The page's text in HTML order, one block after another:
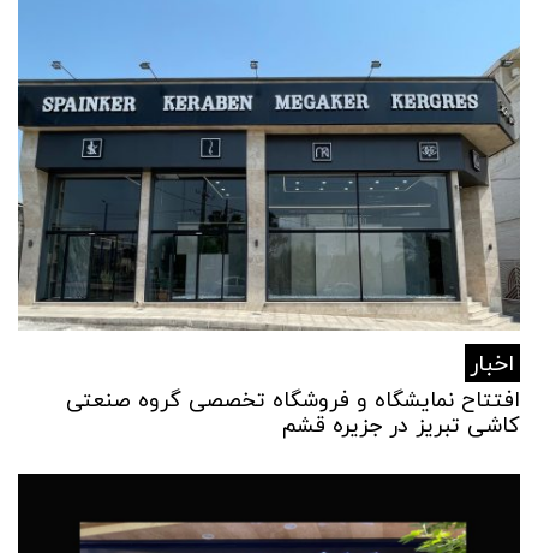
اخبار
افتتاح نمایشگاه و فروشگاه تخصصی گروه صنعتی
کاشی تبریز در جزیره قشم